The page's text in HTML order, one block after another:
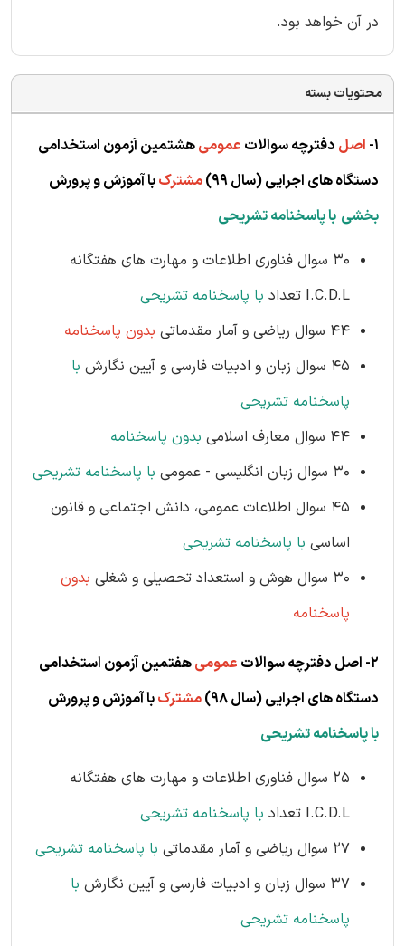
در آن خواهد بود.
محتویات بسته
1- اصل دفترچه سوالات عمومیهشتمین آزمون استخدامی
دستگاه های اجرایی(سال 99) مشترکبا آموزش و پرورش
بخشی با پاسخنامه تشریحی
30 سوال فناوری اطلاعات و مهارت های هفتگانه
I.C.D.L تعداد
با پاسخنامه تشریحی
44 سوال ریاضی و آمار مقدماتی
بدون پاسخنامه
45 سوال زبان و ادبیات فارسی و آیین نگارش
با
پاسخنامه تشریحی
44 سوال معارف اسلامی
بدون پاسخنامه
30 سوال زبان انگلیسی - عمومی
با پاسخنامه تشریحی
45 سوال اطلاعات عمومی، دانش اجتماعی و قانون
اساسی با پاسخنامه تشریحی
30 سوال هوش و استعداد تحصیلی و شغلی
بدون
پاسخنامه
2- اصل دفترچه سوالات عمومیهفتمین آزمون استخدامی
دستگاه های اجرایی (سال 98) مشترکبا آموزش و پرورش
با پاسخنامه تشریحی
25 سوال فناوری اطلاعات و مهارت های هفتگانه
I.C.D.L تعداد
با پاسخنامه تشریحی
27 سوال ریاضی و آمار مقدماتی
با پاسخنامه تشریحی
37 سوال زبان و ادبیات فارسی و آیین نگارش
با
پاسخنامه تشریحی